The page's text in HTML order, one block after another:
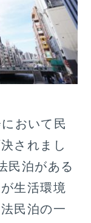
おいて民
されまし
民泊がある
生活環境
民泊の一